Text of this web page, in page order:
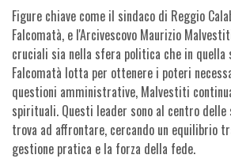
Figure chiave come il sindaco di Reggio
Falcomatà, e l'Arcivescovo Maurizio
cruciali sia nella sfera politica che in
Falcomatà lotta per ottenere i poteri
questioni amministrative, Malvestiti
spirituali. Questi leader sono al centro delle
trova ad affrontare, cercando un equilibrio
gestione pratica e la forza della fede.